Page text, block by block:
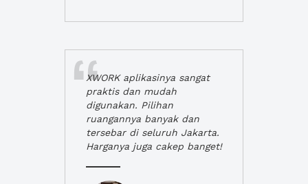
XWORK aplikasinya sangat
praktis dan mudah
digunakan. Pilihan
ruangannya banyak dan
tersebar di seluruh Jakarta.
Harganya juga cakep banget!